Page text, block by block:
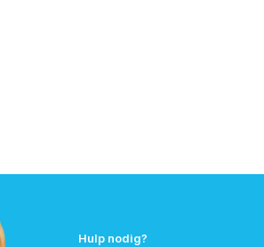
Hulp nodig?